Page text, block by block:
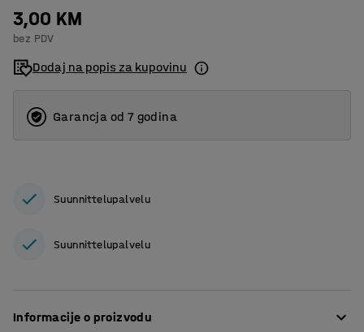
3,00 KM
bez PDV
Dodaj na popis za kupovinu
Garancja od 7 godina
Suunnittelupalvelu
Suunnittelupalvelu
Informacije o proizvodu